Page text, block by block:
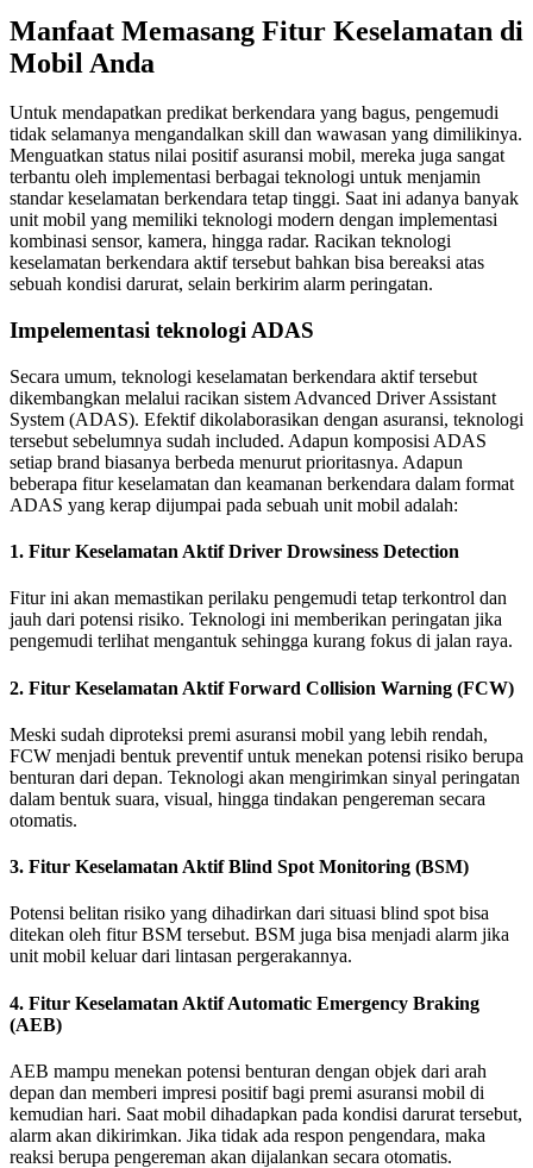
Manfaat Memasang Fitur Keselamatan di
Mobil Anda
Untuk mendapatkan predikat berkendara yang bagus, pengemudi
tidak selamanya mengandalkan skill dan wawasan yang dimilikinya.
Menguatkan status nilai positif asuransi mobil, mereka juga sangat
terbantu oleh implementasi berbagai teknologi untuk menjamin
standar keselamatan berkendara tetap tinggi. Saat ini adanya banyak
unit mobil yang memiliki teknologi modern dengan implementasi
kombinasi sensor, kamera, hingga radar. Racikan teknologi
keselamatan berkendara aktif tersebut bahkan bisa bereaksi atas
sebuah kondisi darurat, selain berkirim alarm peringatan.
Impelementasi teknologi ADAS
Secara umum, teknologi keselamatan berkendara aktif tersebut
dikembangkan melalui racikan sistem Advanced Driver Assistant
System (ADAS). Efektif dikolaborasikan dengan asuransi, teknologi
tersebut sebelumnya sudah included. Adapun komposisi ADAS
setiap brand biasanya berbeda menurut prioritasnya. Adapun
beberapa fitur keselamatan dan keamanan berkendara dalam format
ADAS yang kerap dijumpai pada sebuah unit mobil adalah:
1. Fitur Keselamatan Aktif Driver Drowsiness Detection
Fitur ini akan memastikan perilaku pengemudi tetap terkontrol dan
jauh dari potensi risiko. Teknologi ini memberikan peringatan jika
pengemudi terlihat mengantuk sehingga kurang fokus di jalan raya.
2. Fitur Keselamatan Aktif Forward Collision Warning (FCW)
Meski sudah diproteksi premi asuransi mobil yang lebih rendah,
FCW menjadi bentuk preventif untuk menekan potensi risiko berupa
benturan dari depan. Teknologi akan mengirimkan sinyal peringatan
dalam bentuk suara, visual, hingga tindakan pengereman secara
otomatis.
3. Fitur Keselamatan Aktif Blind Spot Monitoring (BSM)
Potensi belitan risiko yang dihadirkan dari situasi blind spot bisa
ditekan oleh fitur BSM tersebut. BSM juga bisa menjadi alarm jika
unit mobil keluar dari lintasan pergerakannya.
4. Fitur Keselamatan Aktif Automatic Emergency Braking
(AEB)
AEB mampu menekan potensi benturan dengan objek dari arah
depan dan memberi impresi positif bagi premi asuransi mobil di
kemudian hari. Saat mobil dihadapkan pada kondisi darurat tersebut,
alarm akan dikirimkan. Jika tidak ada respon pengendara, maka
reaksi berupa pengereman akan dijalankan secara otomatis.